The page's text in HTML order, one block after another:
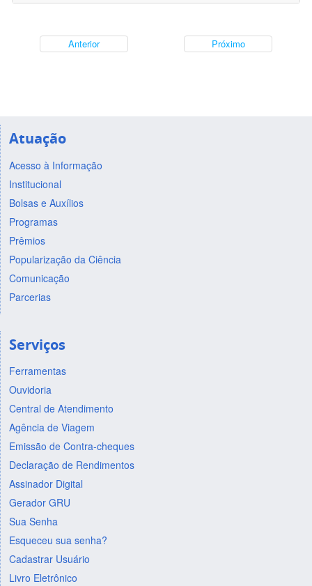
Anterior Próximo
Atuação
Acesso à Informação
Institucional
Bolsas e Auxílios
Programas
Prêmios
Popularização da Ciência
Comunicação
Parcerias
Serviços
Ferramentas
Ouvidoria
Central de Atendimento
Agência de Viagem
Emissão de Contra-cheques
Declaração de Rendimentos
Assinador Digital
Gerador GRU
Sua Senha
Esqueceu sua senha?
Cadastrar Usuário
Livro Eletrônico